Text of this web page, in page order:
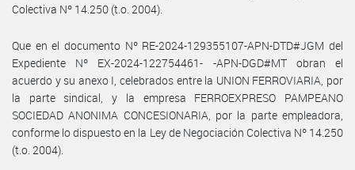
Colectiva Nº 14.250 (t.o. 2004).
Que en el documento Nº RE-2024-129355107-APN-DTD#JGM del
Expediente Nº EX-2024-122754461- -APN-DGD#MT obran el
acuerdo y su anexo I, celebrados entre la UNION FERROVIARIA, por
la parte sindical, y la empresa FERROEXPRESO PAMPEANO
SOCIEDAD ANONIMA CONCESIONARIA, por la parte empleadora,
conforme lo dispuesto en la Ley de Negociación Colectiva Nº 14.250
(t.o. 2004).